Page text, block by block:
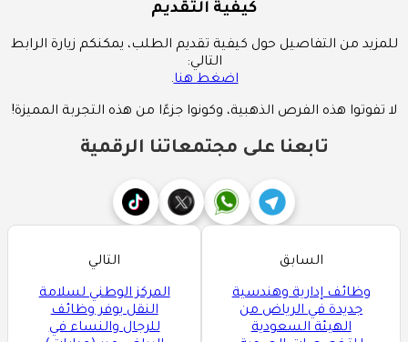
كيفية التقديم
للمزيد من التفاصيل حول كيفية تقديم الطلب، يمكنكم زيارة الرابط
التالي:
اضغط هنا.
لا تفوتوا هذه الفرص الذهبية، وكونوا جزءًا من هذه التجربة المميزة!
تابعنا على مجتمعاتنا الرقمية
السابق
وظائف إدارية وهندسية
جديدة في الرياض من
الهيئة السعودية
التالي
المركز الوطني لسلامة
النقل يوفر وظائف
للرجال والنساء في